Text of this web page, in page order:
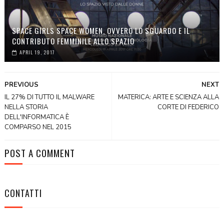
SPACE GIRLS SPACE WOMEN, OVVERO LO SGUARDO E IL
CONTRIBUTO FEMMINILE ALLO SPAZIO
APRIL 19, 2017
NEXT
MATERICA: ARTE E SCIENZA ALLA
CORTE DI FEDERICO
PREVIOUS
IL 27% DI TUTTO IL MALWARE
NELLA STORIA
DELL'INFORMATICA È
COMPARSO NEL 2015
POST A COMMENT
CONTATTI